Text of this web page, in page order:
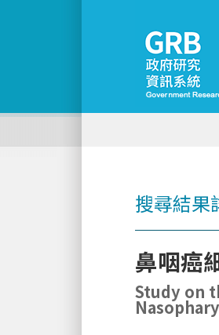
搜尋結果
鼻咽癌
Study on